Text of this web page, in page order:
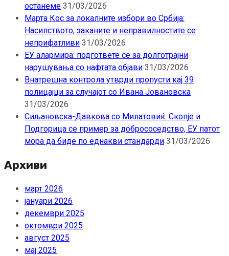
останеме 31/03/2026
Марта Кос за локалните избори во Србија:
Насилството, заканите и неправилностите се
неприфатливи 31/03/2026
ЕУ алармира: подгответе се за долготрајни
нарушувања со нафтата објави 31/03/2026
Внатрешна контрола утврди пропусти кај 39
полицајци за случајот со Ивана Јовановска
31/03/2026
Сиљановска-Давкова со Милатовиќ: Скопје и
Подгорица се пример за добрососедство, ЕУ патот
мора да биде по еднакви стандарди 31/03/2026
Архиви
март 2026
јануари 2026
декември 2025
октомври 2025
август 2025
мај 2025